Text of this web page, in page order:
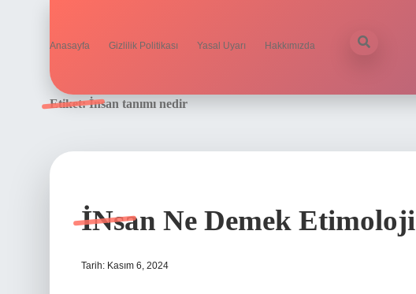
Anasayfa Gizlilik Politikası Yasal Uyarı Hakkımızda
Etiket:İnsan tanımı nedir
İNsan Ne Demek Etimoloji
Tarih: Kasım 6, 2024